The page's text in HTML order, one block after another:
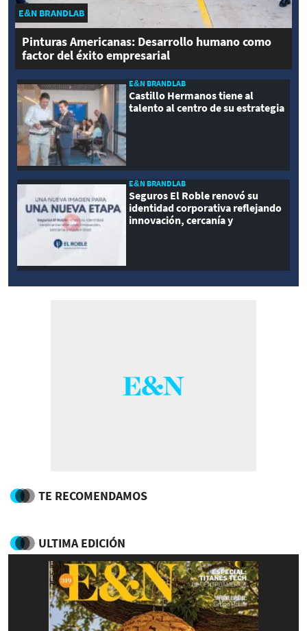
E&N BRANDLAB
Pinturas Americanas: Desarrollo humano como
factor del éxito empresarial
E&N BRANDLAB
Castillo Hermanos tiene al
talento al centro de su estrategia
E&N BRANDLAB
Seguros El Roble renovó su
identidad corporativa reflejando
innovación, cercanía y
TE RECOMENDAMOS
ULTIMA EDICIÓN